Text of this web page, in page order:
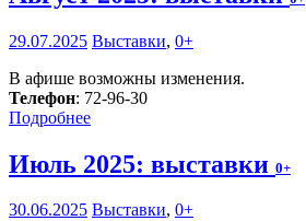
29.07.2025 Выставки, 0+
В афише возможны изменения.
Телефон: 72-96-30
Подробнее
Июль 2025: выставки 0+
30.06.2025 Выставки, 0+